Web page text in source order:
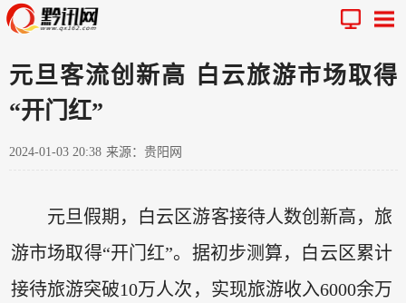
元旦客流创新高 白云旅游市场取得
“开门红”
2024-01-03 20:38 来源：贵阳网
元旦假期，白云区游客接待人数创新高，旅
游市场取得“开门红”。据初步测算，白云区累计
接待旅游突破10万人次，实现旅游收入6000余万